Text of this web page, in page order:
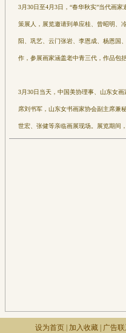
3月30日至4月3日，“春华秋实”当代画
策展人，展览邀请到单应桂、曾昭明、
阳、巩艺、云门张岩、李恩成、杨恩国
作，参展画家涵盖老中青三代，作品包
3月30日当天，中国美协理事、山东女
席刘书军，山东女书画家协会副主席兼
世宏、张健等亲临画展现场。展览期间
设为首页 加入收藏 广告